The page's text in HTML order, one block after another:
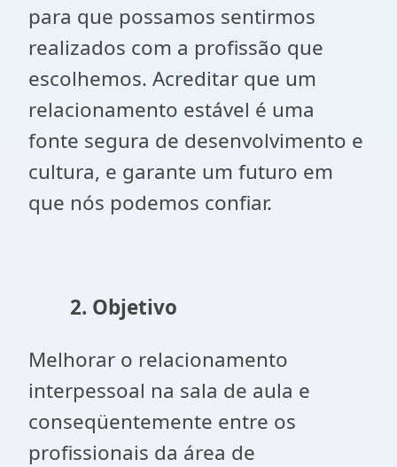
para que possamos sentirmos
realizados com a profissão que
escolhemos. Acreditar que um
relacionamento estável é uma
fonte segura de desenvolvimento e
cultura, e garante um futuro em
que nós podemos confiar.
2. Objetivo
Melhorar o relacionamento
interpessoal na sala de aula e
conseqüentemente entre os
profissionais da área de